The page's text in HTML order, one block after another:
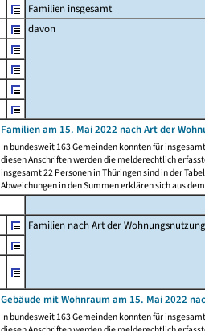
Familien insgesamt
davon
Familien am 15. Mai 2022 nach Art der
In bundesweit 163 Gemeinden konnten für
diesen Anschriften werden die melderechtlich
insgesamt 22 Personen in Thüringen sind in der
Abweichungen in den Summen erklären sich aus
Familien nach Art der Wohnungsnutzung
Gebäude mit Wohnraum am 15. Mai 2022
In bundesweit 163 Gemeinden konnten für